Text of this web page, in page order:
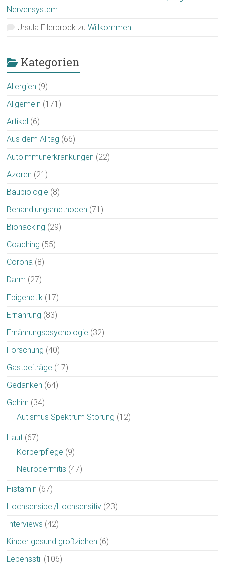
Nervensystem
Ursula Ellerbrock zuWillkommen!
Kategorien
Allergien (9)
Allgemein (171)
Artikel (6)
Aus dem Alltag (66)
Autoimmunerkrankungen (22)
Azoren (21)
Baubiologie (8)
Behandlungsmethoden (71)
Biohacking (29)
Coaching (55)
Corona (8)
Darm (27)
Epigenetik (17)
Ernährung (83)
Ernährungspsychologie (32)
Forschung (40)
Gastbeiträge (17)
Gedanken (64)
Gehirn (34)
Autismus Spektrum Störung (12)
Haut (67)
Körperpflege (9)
Neurodermitis (47)
Histamin (67)
Hochsensibel/Hochsensitiv (23)
Interviews (42)
Kinder gesund großziehen (6)
Lebensstil (106)